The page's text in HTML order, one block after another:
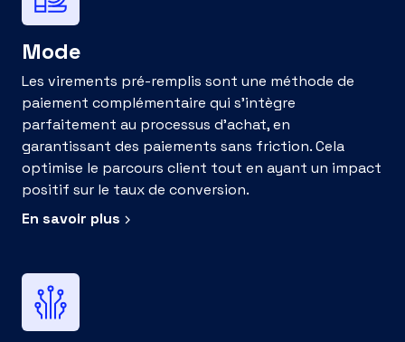
Mode
Les virements pré-remplis sont une méthode de
paiement complémentaire qui s'intègre
parfaitement au processus d'achat, en
garantissant des paiements sans friction. Cela
optimise le parcours client tout en ayant un impact
positif sur le taux de conversion.
En savoir plus